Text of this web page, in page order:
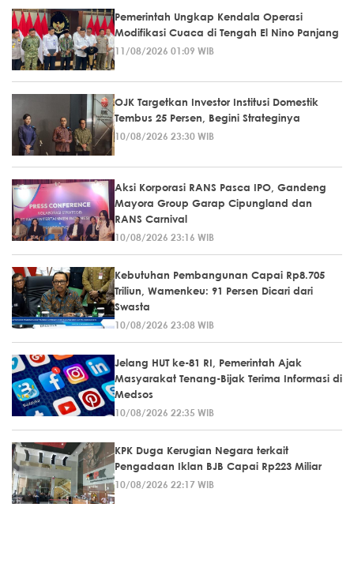
Pemerintah Ungkap Kendala Operasi
Modifikasi Cuaca di Tengah El Nino Panjang
11/08/2026 01:09 WIB
OJK Targetkan Investor Institusi Domestik
Tembus 25 Persen, Begini Strateginya
10/08/2026 23:30 WIB
Aksi Korporasi RANS Pasca IPO, Gandeng
Mayora Group Garap Cipungland dan
RANS Carnival
10/08/2026 23:16 WIB
Kebutuhan Pembangunan Capai Rp8.705
Triliun, Wamenkeu: 91 Persen Dicari dari
Swasta
10/08/2026 23:08 WIB
Jelang HUT ke-81 RI, Pemerintah Ajak
Masyarakat Tenang-Bijak Terima Informasi di
Medsos
10/08/2026 22:35 WIB
KPK Duga Kerugian Negara terkait
Pengadaan Iklan BJB Capai Rp223 Miliar
10/08/2026 22:17 WIB